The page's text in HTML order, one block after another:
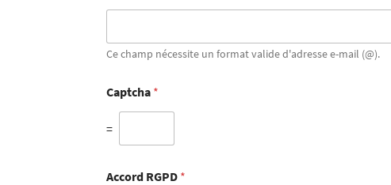
Ce champ nécessite un format valide d'adresse e-mail (@).
Captcha *
=
Accord RGPD *